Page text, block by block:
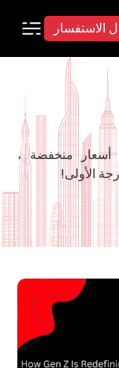
الاستفسار
أسعار منخفضة ،
الأولى!